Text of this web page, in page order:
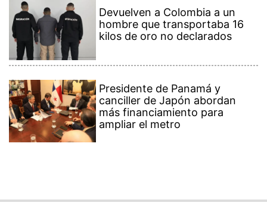
Devuelven a Colombia a un
hombre que transportaba 16
kilos de oro no declarados
Presidente de Panamá y
canciller de Japón abordan
más financiamiento para
ampliar el metro